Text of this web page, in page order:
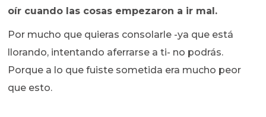
oír cuando las cosas empezaron a ir mal.
Por mucho que quieras consolarle -ya que está
llorando, intentando aferrarse a ti- no podrás.
Porque a lo que fuiste sometida era mucho peor
que esto.